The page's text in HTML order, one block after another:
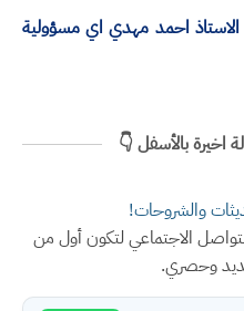
الاستاذ احمد مهدي اي مسؤولية
اخيرة بالأسفل 👇
والشروحات!
الاجتماعي لتكون أول من
وحصري.